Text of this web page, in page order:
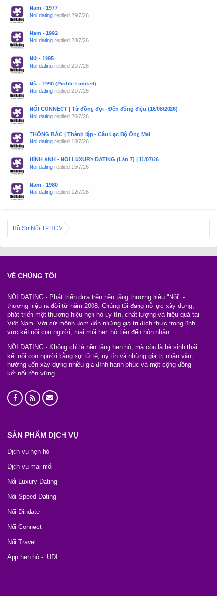
Nam - 1977
Noi.dating replied 29/7/26
Nam - 1992
Noi.dating replied 28/7/26
Nữ - 1995
Noi.dating replied 21/7/26
Nữ - 1990 (Profile Limited)
Noi.dating replied 21/7/26
NỐI CONNECT | Từ đồng đội - Đến đồng điệu (16/08/2026)
Noi.dating replied 20/7/26
THÔNG BÁO | Thành lập - Câu Lạc Bộ Ông Mai
Noi.dating replied 18/7/26
HÌNH ẢNH - NỐI LUXURY DATING (Lần 7) | 11/07/26
Noi.dating replied 15/7/26
Nam - 1980
Noi.dating replied 12/7/26
Hồ Sơ Nối TP.HCM
VỀ CHÚNG TÔI
NỐI DATING - Phát triển dựa trên nền tảng thương hiệu "Nối" -
thương hiệu ra đời từ năm 2008. Chúng tôi đang nỗ lực xây dựng,
phát triển một thương hiệu hẹn hò uy tín, chất lượng và hiệu quả tại
Việt Nam. Với sứ mệnh đem đến những giá trị đích thực trong lĩnh
vực kết nối con người, mai mối hẹn hò tiến đến hôn nhân.
NỐI DATING - Không chỉ là nền tảng hẹn hò, mà còn là hệ sinh thái
kết nối con người bằng sự tử tế, uy tín và những giá trị nhân văn,
hướng đến xây dựng nhiều gia đình hạnh phúc và một cộng đồng
kết nối bền vững.
SẢN PHẨM DỊCH VỤ
Dịch vụ hẹn hò
Dịch vụ mai mối
Nối Luxury Dating
Nối Speed Dating
Nối Dindate
Nối Connect
Nối Travel
App hẹn hò - IUDI